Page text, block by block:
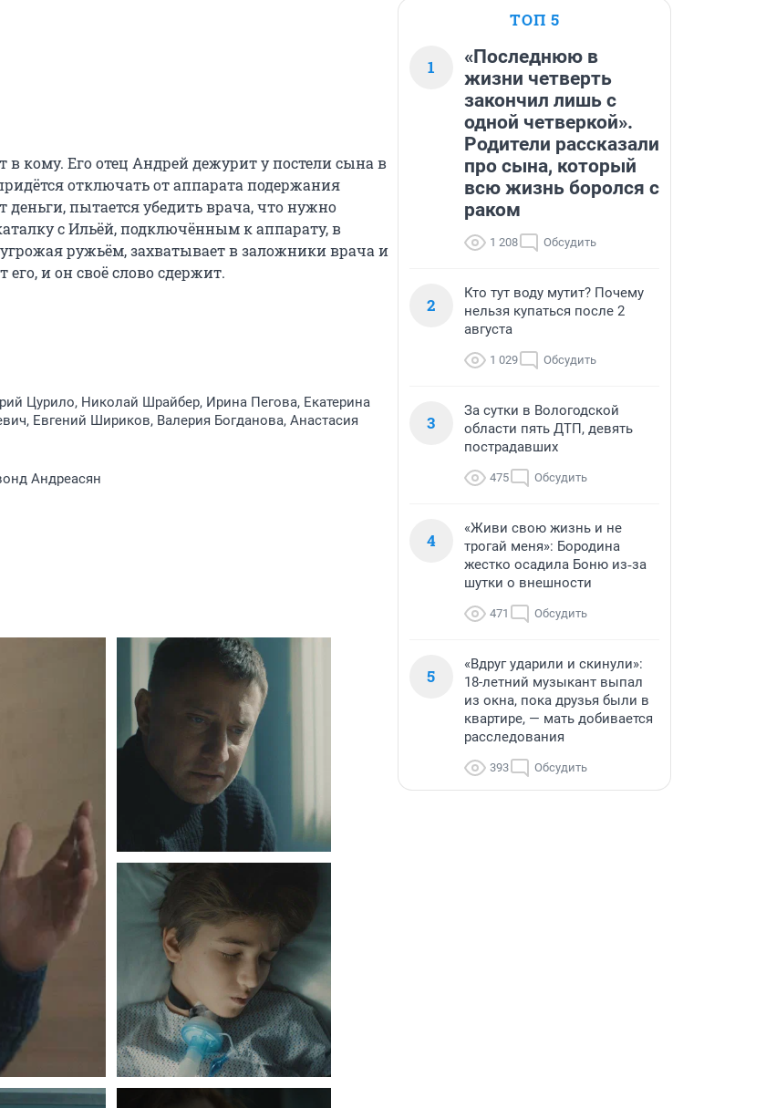
в кому. Его отец Андрей дежурит у постели сына в
отключать от аппарата подержания
пытается убедить врача, что нужно
с Ильёй, подключённым к аппарату, в
ружьём, захватывает в заложники врача и
и он своё слово сдержит.
Цурило, Николай Шрайбер, Ирина Пегова, Екатерина
Евгений Шириков, Валерия Богданова, Анастасия
Андреасян
ТОП 5
1
«Последнюю в
жизни четверть
закончил лишь с
одной четверкой».
Родители рассказали
про сына, который
всю жизнь боролся с
раком
1 208 Обсудить
2
Кто тут воду мутит? Почему
нельзя купаться после 2
августа
1 029 Обсудить
3
За сутки в Вологодской
области пять ДТП, девять
пострадавших
475 Обсудить
4
«Живи свою жизнь и не
трогай меня»: Бородина
жестко осадила Боню из‑за
шутки о внешности
471 Обсудить
5
«Вдруг ударили и скинули»:
18-летний музыкант выпал
из окна, пока друзья были в
квартире, — мать добивается
расследования
393 Обсудить